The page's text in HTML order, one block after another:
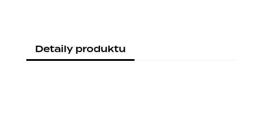
Detaily produktu